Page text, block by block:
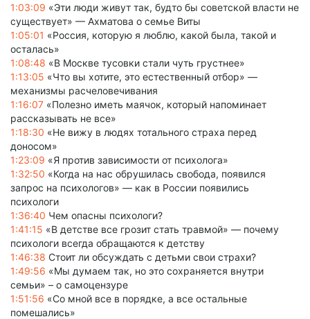
1:03:09 «Эти люди живут так, будто бы советской власти не
существует» — Ахматова о семье Виты
1:05:01 «Россия, которую я люблю, какой была, такой и
осталась»
1:08:48 «В Москве тусовки стали чуть грустнее»
1:13:05 «Что вы хотите, это естественный отбор» —
механизмы расчеловечивания
1:16:07 «Полезно иметь маячок, который напоминает
рассказывать не все»
1:18:30 «Не вижу в людях тотального страха перед
доносом»
1:23:09 «Я против зависимости от психолога»
1:32:50 «Когда на нас обрушилась свобода, появился
запрос на психологов» — как в России появились
психологи
1:36:40 Чем опасны психологи?
1:41:15 «В детстве все грозит стать травмой» — почему
психологи всегда обращаются к детству
1:46:38 Стоит ли обсуждать с детьми свои страхи?
1:49:56 «Мы думаем так, но это сохраняется внутри
семьи» – о самоцензуре
1:51:56 «Со мной все в порядке, а все остальные
помешались»